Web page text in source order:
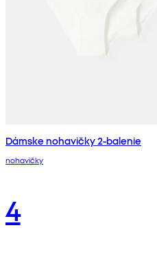
Dámske nohavičky 2-balenie
nohavičky
4